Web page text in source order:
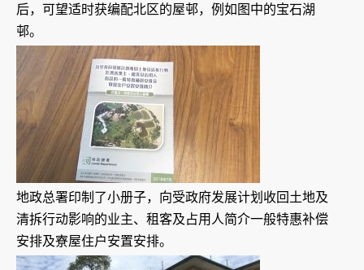
后，可望适时获编配北区的屋邨，例如图中的宝石湖
邨。
地政总署印制了小册子，向受政府发展计划收回土地及
清拆行动影响的业主、租客及占用人简介一般特惠补偿
安排及寮屋住户安置安排。